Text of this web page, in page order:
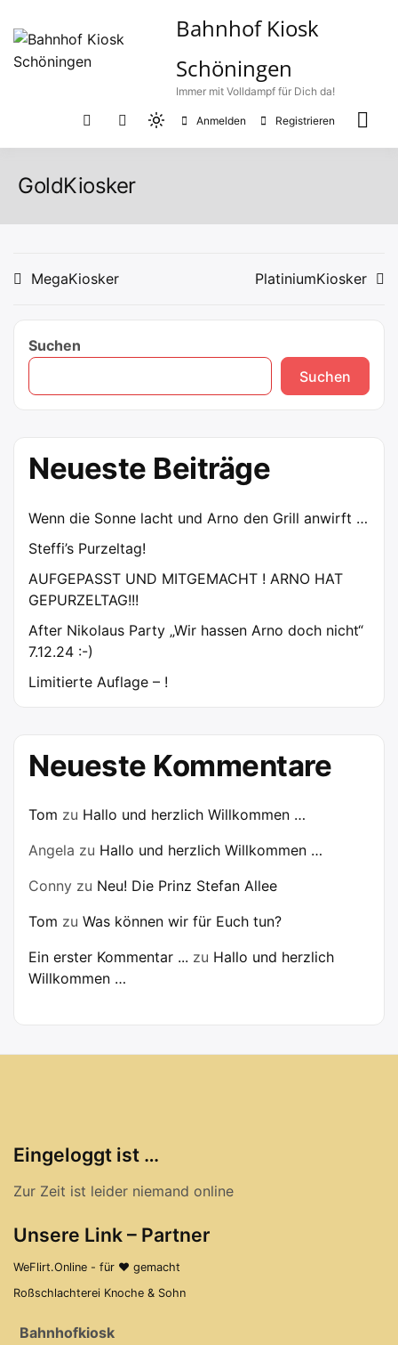
Inhalt
springen
Bahnhof Kiosk
Schöningen
Immer mit Volldampf für Dich da!
Light
mode
Anmelden Registrieren
GoldKiosker
Beitragsnavigation
MegaKiosker PlatiniumKiosker
Suchen
Suchen
Neueste Beiträge
Wenn die Sonne lacht und Arno den Grill anwirft …
Steffi’s Purzeltag!
AUFGEPASST UND MITGEMACHT ! ARNO HAT
GEPURZELTAG!!!
After Nikolaus Party „Wir hassen Arno doch nicht“
7.12.24 :-)
Limitierte Auflage – !
Neueste Kommentare
Tom zu Hallo und herzlich Willkommen …
Angela zu Hallo und herzlich Willkommen …
Conny zu Neu! Die Prinz Stefan Allee
Tom zu Was können wir für Euch tun?
Ein erster Kommentar ... zu Hallo und herzlich
Willkommen …
Eingeloggt ist …
Zur Zeit ist leider niemand online
Unsere Link – Partner
WeFlirt.Online - für ♥ gemacht
Roßschlachterei Knoche & Sohn
Bahnhofkiosk